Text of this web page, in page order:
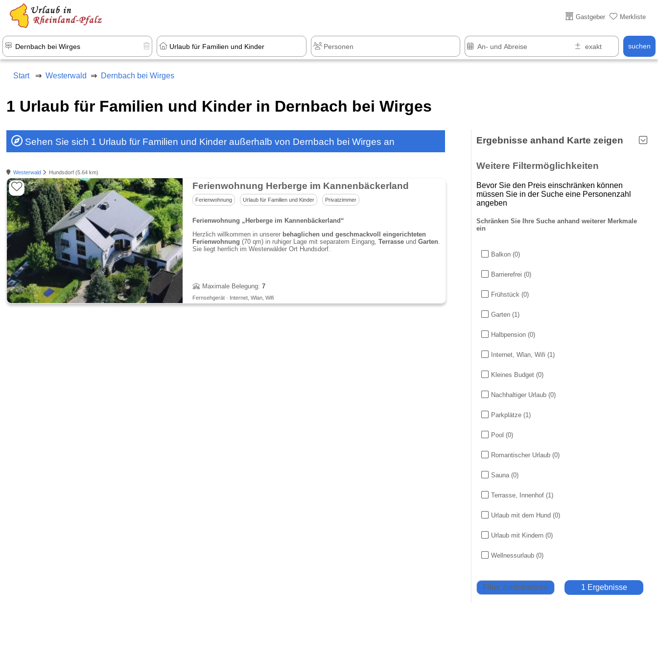
Gastgeber Merkliste
suchen
Über 25 Jahre online
Start Westerwald Dernbach bei Wirges
1 Urlaub für Familien und Kinder in Dernbach bei Wirges
Sehen Sie sich 1 Urlaub für Familien und Kinder außerhalb von Dernbach bei Wirges an
Westerwald Hundsdorf (5.64 km)
Ferienwohnung Herberge im Kannenbäckerland
Ferienwohnung Urlaub für Familien und Kinder Privatzimmer
Ferienwohnung „Herberge im Kannenbäckerland“
Herzlich willkommen in unsererbehaglichen und geschmackvoll eingerichteten
Ferienwohnung (70 qm) in ruhiger Lage mit separatem Eingang, Terrasseund Garten
Sie liegt herrlich im Westerwälder Ort Hundsdorf.
Maximale Belegung: 7
Fernsehgerät · Internet, Wlan, Wifi
Ergebnisse anhand Karte zeigen
Weitere Filtermöglichkeiten
Bevor Sie den Preis einschränken können
müssen Sie in der Suche eine Personenzahl
angeben
Schränken Sie Ihre Suche anhand weiterer Merkmale
ein
Balkon (0)
Barrierefrei (0)
Frühstück (0)
Garten (1)
Halbpension (0)
Internet, Wlan, Wifi (1)
Kleines Budget (0)
Nachhaltiger Urlaub (0)
Parkplätze (1)
Pool (0)
Romantischer Urlaub (0)
Sauna (0)
Terrasse, Innenhof (1)
Urlaub mit dem Hund (0)
Urlaub mit Kindern (0)
Wellnessurlaub (0)
Filter zurücksetzen 1 Ergebnisse